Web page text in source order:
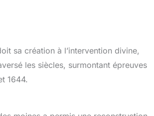
sa création à l’intervention divine,
les siècles, surmontant épreuves
1644.